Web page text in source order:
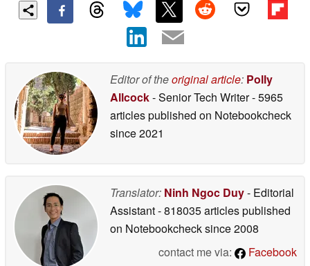
Editor of theoriginal article: Polly
Allcock- Senior Tech Writer- 5965
articles published on Notebookcheck
since 2021
Translator: Ninh Ngoc Duy- Editorial
Assistant- 818035 articles published
on Notebookchecksince 2008
contact me via:
Facebook